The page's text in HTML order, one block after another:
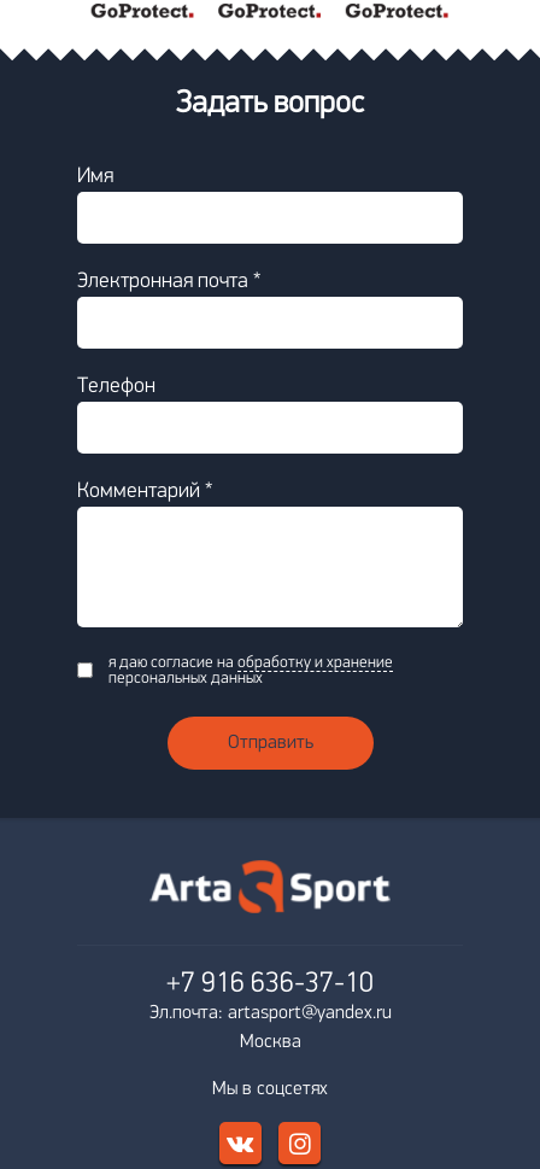
Задать вопрос
Имя
Электронная почта *
Телефон
Комментарий *
я даю согласие на обработку и хранение
персональных данных
Отправить
+7 916 636-37-10
Эл.почта: artasport@yandex.ru
Москва
Мы в соцсетях